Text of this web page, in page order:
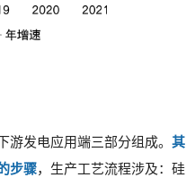
游发电应用端三部分组成。其
步骤，生产工艺流程涉及：硅